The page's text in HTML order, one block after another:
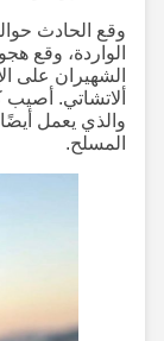
الواردة، وقع
الشهيران على
والذي يعمل أيضًا
المسلح.